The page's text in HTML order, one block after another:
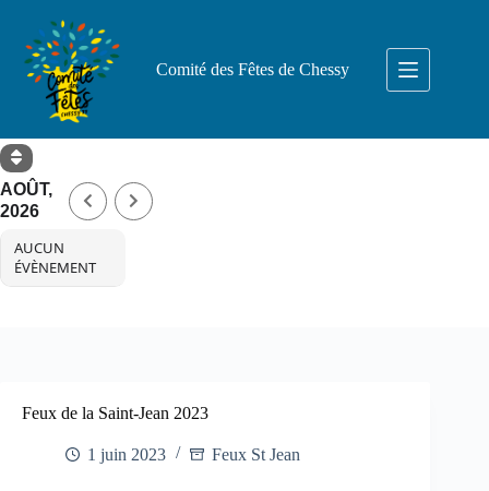
Comité des Fêtes de Chessy
AOÛT,
2026
AUCUN
ÉVÈNEMENT
Feux de la Saint-Jean 2023
1 juin 2023 Feux St Jean